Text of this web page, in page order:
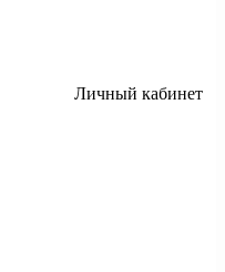
Личный кабинет